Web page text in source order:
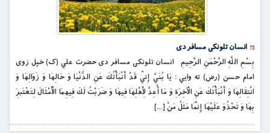
انسان تلونکی مسافر دی
بِسْمِ اللَّهِ الرَّحْمَنِ الرَّحِيمِ انسان تلونکی مسافر دی حضرت علي (ک) خپل زوی
امام حسن (رض) ته وايي : يَا بُنَيَّ إِنِّي قَدْ أَنْبَأْتُكَ عَنِ الدُّنْيَا وَ حَالِهَا وَ زَوَالِهَا وَ
انْتِقَالِهَا وَ أَنْبَأْتُكَ عَنِ الْآخِرَةِ وَ مَا أُعِدَّ لِأَهْلِهَا فِيهَا وَ ضَرَبْتُ لَكَ فِيهِمَا الْأَمْثَالَ لِتَعْتَبِرَ
بِهَا وَ تَحْذُوَ عَلَيْهَا إِنَّمَا مَثَلُ مَنْ […]